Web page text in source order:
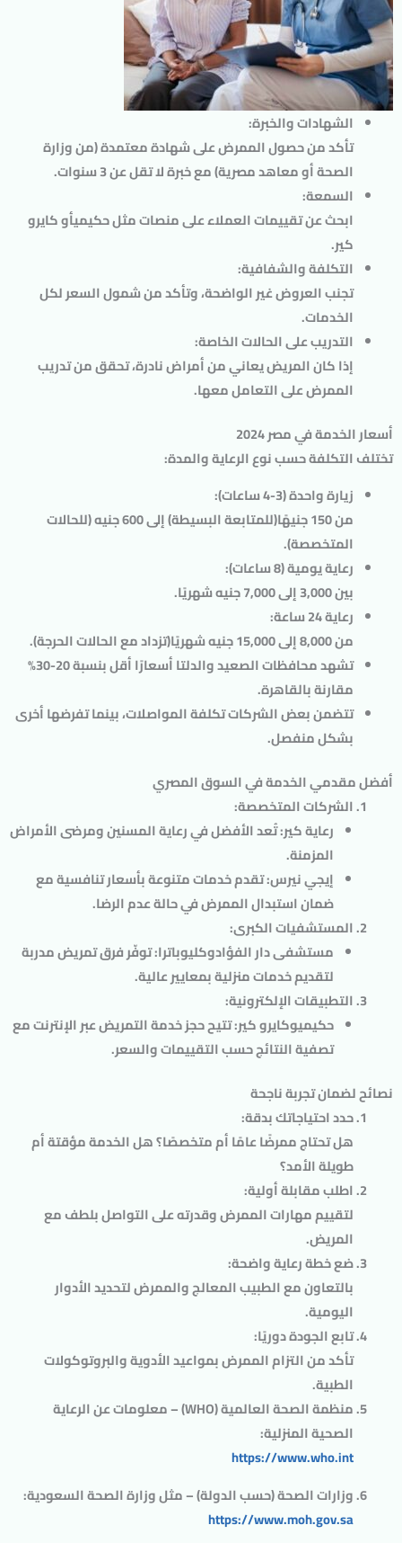
الشهادات والخبرة:
تأكد من حصول الممرض على شهادة معتمدة (من وزارة
الصحة أو معاهد مصرية) مع خبرة لا تقل عن 3 سنوات.
السمعة:
ابحث عن تقييمات العملاء على منصات مثلحكيميأوكايرو
كير.
التكلفة والشفافية:
تجنب العروض غير الواضحة، وتأكد من شمول السعر لكل
الخدمات.
التدريب على الحالات الخاصة:
إذا كان المريض يعاني من أمراض نادرة، تحقق من تدريب
الممرض على التعامل معها.
أسعار الخدمة في مصر 2024
تختلف التكلفة حسب نوع الرعاية والمدة:
زيارة واحدة (3-4 ساعات)
:
من150 جنيهًا (للمتابعة البسيطة) إلى600 جنيه
(للحالات
المتخصصة).
رعاية يومية (8 ساعات)
:
بين3,000 إلى 7,000 جنيه شهريًا
.
رعاية 24 ساعة
:
من8,000 إلى 15,000 جنيه شهريًا
(تزداد مع الحالات الحرجة).
تشهد محافظات الصعيد والدلتا أسعارًا أقل بنسبة 20-30%
مقارنة بالقاهرة.
تتضمن بعض الشركات تكلفة المواصلات، بينما تفرضها أخرى
بشكل منفصل.
أفضل مقدمي الخدمة في السوق المصري
الشركات المتخصصة:
رعاية كير: تُعد الأفضل في رعاية المسنين ومرضى الأمراض
المزمنة.
إيجي نيرس: تقدم خدمات متنوعة بأسعار تنافسية مع
ضمان استبدال الممرض في حالة عدم الرضا.
المستشفيات الكبرى:
مستشفى دار الفؤادوكليوباترا: توفّر فرق تمريض مدربة
لتقديم خدمات منزلية بمعايير عالية.
التطبيقات الإلكترونية:
حكيميوكايرو كير: تتيح حجز خدمة التمريض عبر الإنترنت مع
تصفية النتائج حسب التقييمات والسعر.
نصائح لضمان تجربة ناجحة
حدد احتياجاتك بدقة:
هل تحتاج ممرضًا عامًا أم متخصصًا؟ هل الخدمة مؤقتة أم
طويلة الأمد؟
اطلب مقابلة أولية:
لتقييم مهارات الممرض وقدرته على التواصل بلطف مع
المريض.
ضع خطة رعاية واضحة:
بالتعاون مع الطبيب المعالج والممرض لتحديد الأدوار
اليومية.
تابع الجودة دوريًا:
تأكد من التزام الممرض بمواعيد الأدوية والبروتوكولات
الطبية.
منظمة الصحة العالمية (WHO)
– معلومات عن الرعاية
الصحية المنزلية:
https://www.who.int
وزارات الصحة (حسب الدولة)– مثل وزارة الصحة السعودية:
https://www.moh.gov.sa